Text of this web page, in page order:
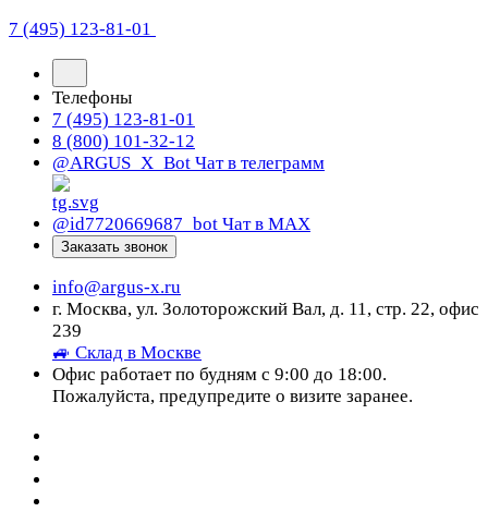
7 (495) 123-81-01
Телефоны
7 (495) 123-81-01
8 (800) 101-32-12
@ARGUS_X_Bot Чат в телеграмм
@id7720669687_bot Чат в МАХ
Заказать звонок
info@argus-x.ru
г. Москва, ул. Золоторожский Вал, д. 11, стр. 22, офис
239
🚙 Склад в Москве
Офис работает по будням с 9:00 до 18:00.
Пожалуйста, предупредите о визите заранее.